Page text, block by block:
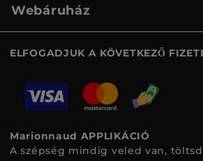
Webáruház
ELFOGADJUK A KÖVETKEZŐ
Marionnaud APPLIKÁCIÓ
A szépség mindig veled van,